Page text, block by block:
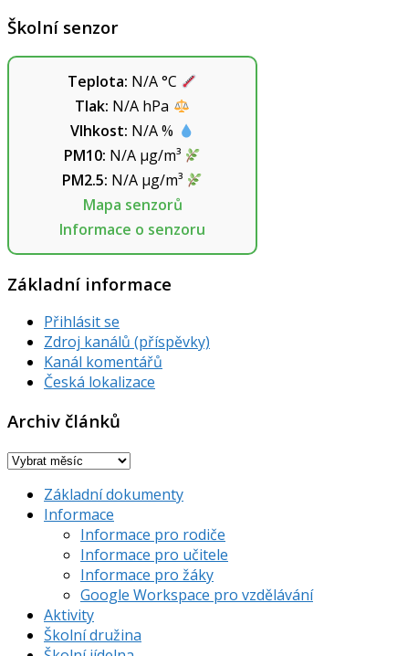
Školní senzor
Teplota: N/A°C
Tlak: N/A hPa
Vlhkost: N/A%
PM10: N/Aµg/m³
PM2.5: N/Aµg/m³
Mapa senzorů
Informace o senzoru
Základní informace
Přihlásit se
Zdroj kanálů (příspěvky)
Kanál komentářů
Česká lokalizace
Archiv článků
Archiv
Základní dokumenty
Informace
Informace pro rodiče
Informace pro učitele
Informace pro žáky
Google Workspace pro vzdělávání
Aktivity
Školní družina